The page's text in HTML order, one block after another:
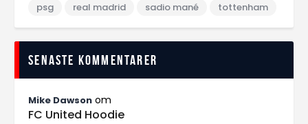
psg
real madrid sadio mané tottenham
Senaste kommentarer
Mike Dawson om
FC United Hoodie